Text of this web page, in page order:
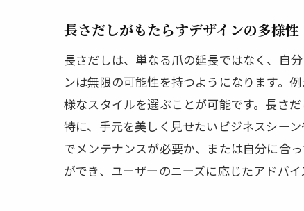
大
長さだしがもたらすデザインの多様性
長さだしは、単なる爪の延長ではなく、自
ンは無限の可能性を持つようになります。
様なスタイルを選ぶことが可能です。長さ
特に、手元を美しく見せたいビジネスシー
でメンテナンスが必要か、または自分に合
ができ、ユーザーのニーズに応じたアドバイ